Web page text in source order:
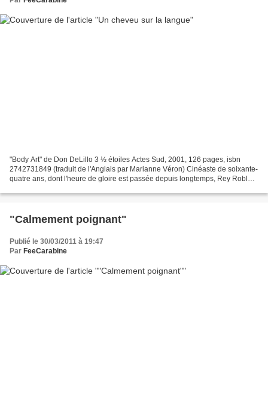
"Body Art" de Don DeLillo 3 ½ étoiles Actes Sud, 2001, 126 pages, isbn
2742731849 (traduit de l'Anglais par Marianne Véron) Cinéaste de soixante-
quatre ans, dont l'heure de gloire est passée depuis longtemps, Rey Robles
"Calmement poignant"
Publié le 30/03/2011 à 19:47
Par FeeCarabine